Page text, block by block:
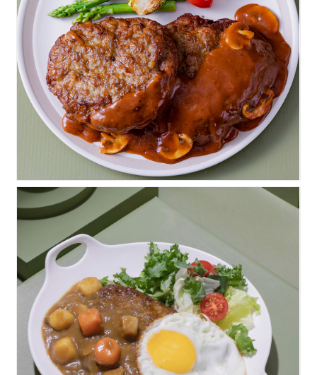
고루수제함박스테이크
카레함박스테이크